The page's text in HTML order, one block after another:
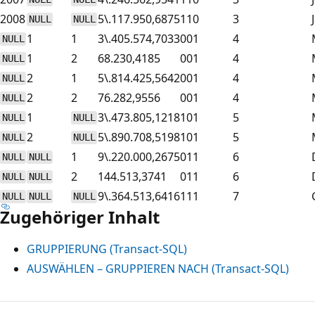
2008 NULL NULL 5\.117.950,6875110 3
NULL 1 1 3\.405.574,7033001 4
NULL 1 2 68.230,4185 001 4
NULL 2 1 5\.814.425,5642001 4
NULL 2 2 76.282,9556 001 4
NULL 1 NULL 3\.473.805,1218101 5
NULL 2 NULL 5\.890.708,5198101 5
NULL NULL 1 9\.220.000,2675011 6
NULL NULL 2 144.513,3741 011 6
NULL NULL NULL 9\.364.513,6416111 7
Zugehöriger Inhalt
GRUPPIERUNG (Transact-SQL)
AUSWÄHLEN – GRUPPIEREN NACH (Transact-SQL)